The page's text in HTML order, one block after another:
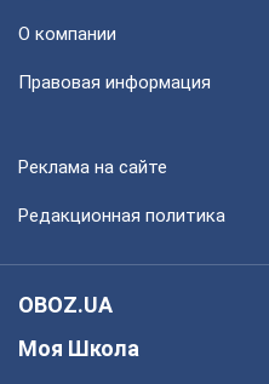
О компании
Правовая информация
Реклама на сайте
Редакционная политика
OBOZ.UA
Моя Школа